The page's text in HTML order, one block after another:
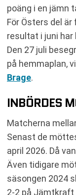
poäng i en jämn
För Östers del
resultat i juni har
Den 27 juli
på hemmaplan,
Brage.
INBÖRDES
Matcherna
Senast de
april 2026. Då
Även tidigare
säsongen 2024
2-2 på Jämtkraft